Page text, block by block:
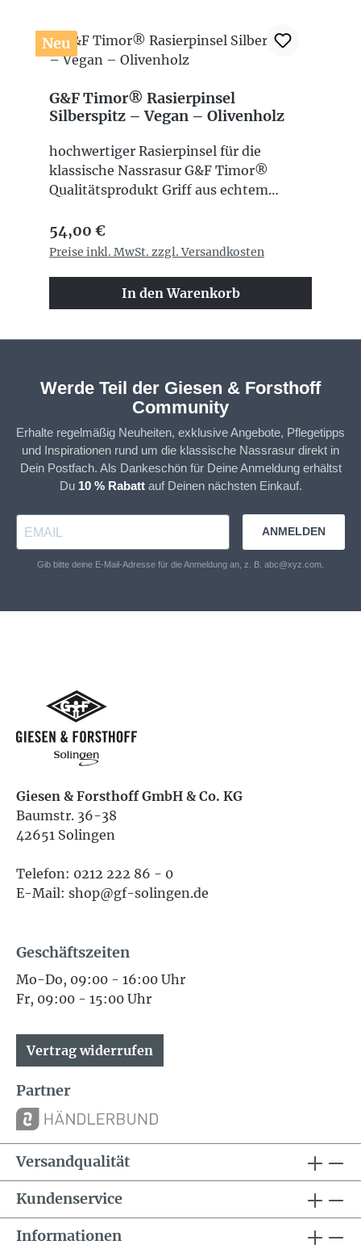
erfahrene Nassrasierer
Neu
G&F Timor® Rasierpinsel
Silberspitz – Vegan – Olivenholz
hochwertiger Rasierpinsel für die
klassische Nassrasur G&F Timor®
Qualitätsprodukt Griff aus echtem
Holzmaserung veganes Silberspitz-
Synthetikhaar besonders weiches und
Aufschäumen von Rasierseifen und
Rasiercremes dichter und cremiger
pflegeleicht langlebige und formstabile
Naturmaterial und modernem
Rasurkomfort
Regulärer Preis:
54,00 €
Preise inkl. MwSt. zzgl. Versandkosten
In den Warenkorb
Werde Teil der Giesen & Forsthoff
Community
Erhalte regelmäßig Neuheiten, exklusive Angebote, Pflegetipps
und Inspirationen rund um die klassische Nassrasur direkt in
Dein Postfach. Als Dankeschön für Deine Anmeldung erhältst
Du 10 % Rabattauf Deinen nächsten Einkauf.
ANMELDEN
Gib bitte deine E-Mail-Adresse für die Anmeldung an, z. B. abc@xyz.com.
Giesen & Forsthoff GmbH & Co. KG
Baumstr. 36-38
42651 Solingen
Telefon: 0212 222 86 - 0
E-Mail: shop@gf-solingen.de
Geschäftszeiten
Mo-Do, 09:00 - 16:00 Uhr
Fr, 09:00 - 15:00 Uhr
Vertrag widerrufen
Partner
Versandqualität
Kundenservice
Informationen